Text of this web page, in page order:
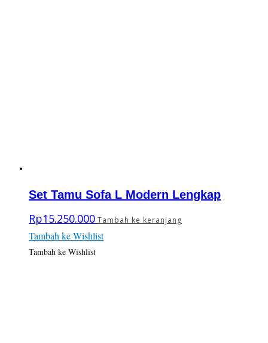
Set Tamu Sofa L Modern Lengkap
Rp15.250.000 Tambah ke keranjang
Tambah ke Wishlist
Tambah ke Wishlist